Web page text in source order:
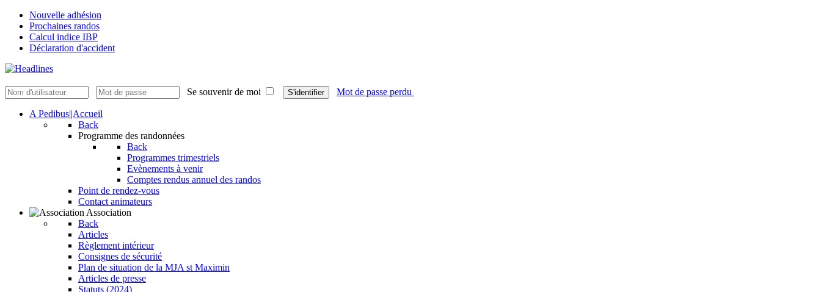
Nouvelle adhésion
Prochaines randos
Calcul indice IBP
Déclaration d'accident
Se souvenir de moi S'identifier Mot de passe perdu
A Pedibus||Accueil
Back
Programme des randonnées
Back
Programmes trimestriels
Evènements à venir
Comptes rendus annuel des randos
Point de rendez-vous
Contact animateurs
Association
Back
Articles
Règlement intérieur
Consignes de sécurité
Plan de situation de la MJA st Maximin
Articles de presse
Statuts (2024)